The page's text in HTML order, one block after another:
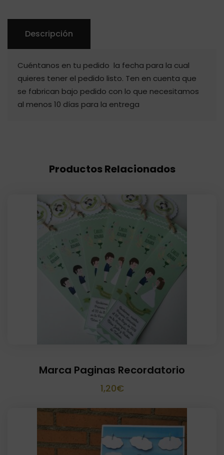
Descripción
Cuéntanos en tu pedido la fecha para la cual
quieres tener el pedido listo. Ten en cuenta que
se fabrican bajo pedido con lo que necesitamos
al menos 10 días para la entrega
Productos Relacionados
Marca Paginas Recordatorio
1,20€